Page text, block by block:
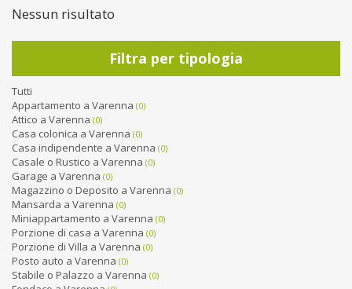
Nessun risultato
Filtra per tipologia
Tutti
Appartamento a Varenna (0)
Attico a Varenna (0)
Casa colonica a Varenna (0)
Casa indipendente a Varenna (0)
Casale o Rustico a Varenna (0)
Garage a Varenna (0)
Magazzino o Deposito a Varenna (0)
Mansarda a Varenna (0)
Miniappartamento a Varenna (0)
Porzione di casa a Varenna (0)
Porzione di Villa a Varenna (0)
Posto auto a Varenna (0)
Stabile o Palazzo a Varenna (0)